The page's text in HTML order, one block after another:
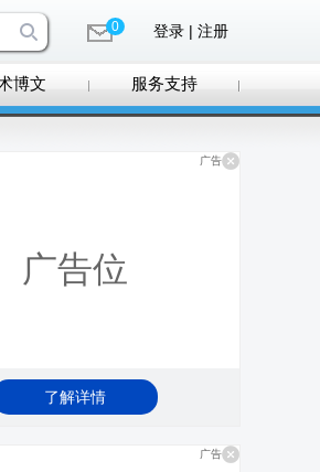
0 登录 | 注册
博文 服务支持
广告
广告位
了解详情
广告